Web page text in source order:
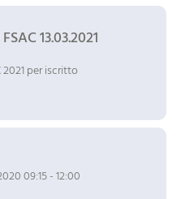
13.03.2021
2021 per iscritto
09:15 - 12:00